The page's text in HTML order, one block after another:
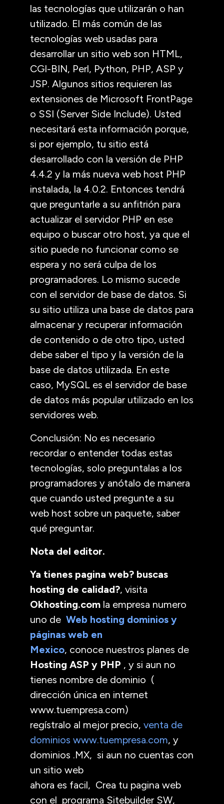
las tecnologías que utilizarán o han
utilizado. El más común de las
tecnologías web usadas para
desarrollar un sitio web son HTML,
CGI-BIN, Perl, Python, PHP, ASP y
JSP. Algunos sitios requieren las
extensiones de Microsoft FrontPage
o SSI (Server Side Include). Usted
necesitará esta información porque,
si por ejemplo, tu sitio está
desarrollado con la versión de PHP
4.4.2 y la más nueva web host PHP
instalada, la 4.0.2. Entonces tendrá
que preguntarle a su anfitrión para
actualizar el servidor PHP en ese
equipo o buscar otro host, ya que el
sitio puede no funcionar como se
espera y no será culpa de los
programadores. Lo mismo sucede
con el servidor de base de datos. Si
su sitio utiliza una base de datos para
almacenar y recuperar información
de contenido o de otro tipo, usted
debe saber el tipo y la versión de la
base de datos utilizada. En este
caso, MySQL es el servidor de base
de datos más popular utilizado en los
servidores web.
Conclusión: No es necesario
recordar o entender todas estas
tecnologías, solo preguntalas a los
programadores y anótalo de manera
que cuando usted pregunte a su
web host sobre un paquete, saber
qué preguntar.
Nota del editor.
Ya tienes pagina web? buscas
hosting de calidad?, visita
Okhosting.com la empresa numero
uno de Web hosting dominios y
páginas web en
Mexico, conoce nuestros planes de
Hosting ASP y PHP , y si aun no
tienes nombre de dominio (
dirección única en internet
www.tuempresa.com)
regístralo al mejor precio, venta de
dominios www.tuempresa.com, y
dominios .MX, si aun no cuentas con
un sitio web
ahora es facil, Crea tu pagina web
con el programa Sitebuilder SW,